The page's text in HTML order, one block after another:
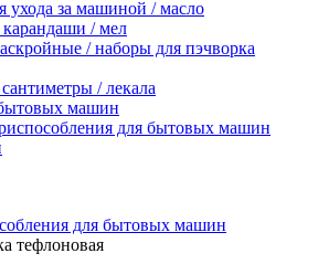
ухода за машиной / масло
/ мел
/ наборы для пэчворка
/ лекала
машин
для бытовых машин
для бытовых машин
тефлоновая